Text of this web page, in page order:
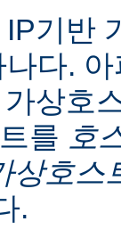
기반
다.
상호
를 호
상호스
.